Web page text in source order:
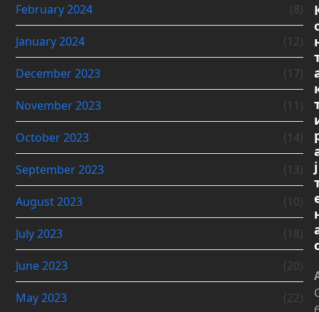
February 2024 (8)
January 2024 (12)
December 2023 (17)
November 2023 (11)
October 2023 (14)
September 2023 (13)
August 2023 (10)
July 2023 (18)
June 2023 (20)
May 2023 (22)
ј